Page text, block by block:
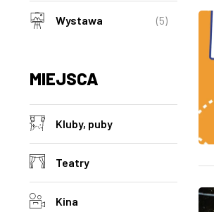
Wystawa (5)
MIEJSCA
Kluby, puby
Teatry
Kina